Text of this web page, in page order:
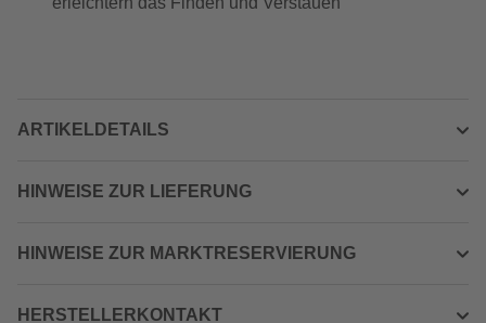
ARTIKELDETAILS
HINWEISE ZUR LIEFERUNG
HINWEISE ZUR MARKTRESERVIERUNG
HERSTELLERKONTAKT